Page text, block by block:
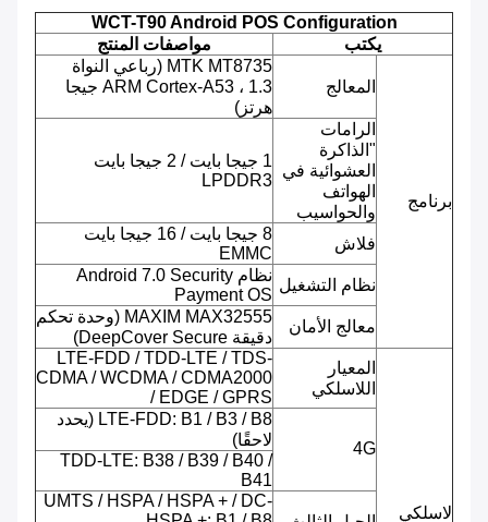
WCT-T90 Android POS Configuration
يكتب
مواصفات المنتج
برنامج
المعالج
MTK MT8735 (رباعي النواة
ARM Cortex-A53 ، 1.3 جيجا
هرتز)
الرامات
"الذاكرة
العشوائية في
الهواتف
والحواسيب
1 جيجا بايت / 2 جيجا بايت
LPDDR3
فلاش
8 جيجا بايت / 16 جيجا بايت
EMMC
نظام التشغيل
نظام Android 7.0 Security
Payment OS
معالج الأمان
MAXIM MAX32555 (وحدة تحكم
دقيقة DeepCover Secure)
لاسلكي
المعيار
اللاسلكي
LTE-FDD / TDD-LTE / TDS-
CDMA / WCDMA / CDMA2000
/ EDGE / GPRS
4G
LTE-FDD: B1 / B3 / B8 (يحدد
لاحقًا)
TDD-LTE: B38 / B39 / B40 /
B41
UMTS / HSPA / HSPA + / DC-